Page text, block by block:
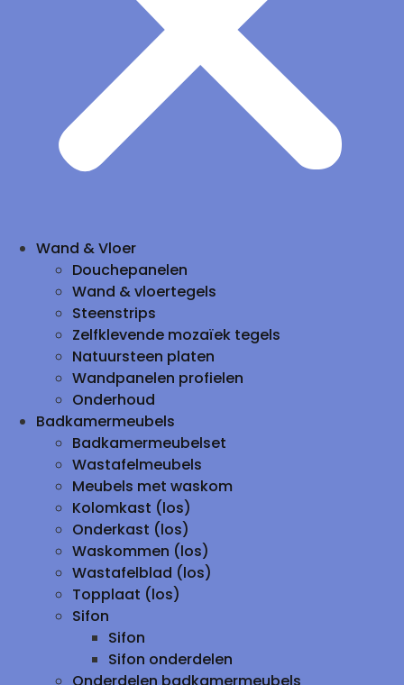
Wand & Vloer
Douchepanelen
Wand & vloertegels
Steenstrips
Zelfklevende mozaïek tegels
Natuursteen platen
Wandpanelen profielen
Onderhoud
Badkamermeubels
Badkamermeubelset
Wastafelmeubels
Meubels met waskom
Kolomkast (los)
Onderkast (los)
Waskommen (los)
Wastafelblad (los)
Topplaat (los)
Sifon
Sifon
Sifon onderdelen
Onderdelen badkamermeubels